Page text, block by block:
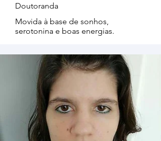
Doutoranda
Movida à base de sonhos,
serotonina e boas energias.